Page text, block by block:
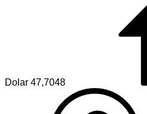
Dolar 47,7048